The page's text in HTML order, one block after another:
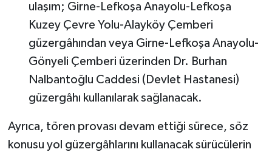
ulaşım; Girne-Lefkoşa Anayolu-Lefkoşa
Kuzey Çevre Yolu-Alayköy Çemberi
güzergâhından veya Girne-Lefkoşa Anayolu-
Gönyeli Çemberi üzerinden Dr. Burhan
Nalbantoğlu Caddesi (Devlet Hastanesi)
güzergâhı kullanılarak sağlanacak.
Ayrıca, tören provası devam ettiği sürece, söz
konusu yol güzergâhlarını kullanacak sürücülerin